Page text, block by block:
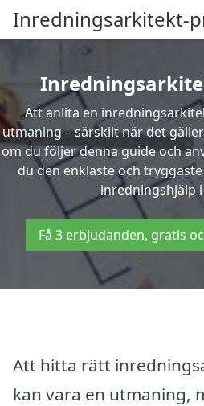
Inredningsarkitekt-
Att anlita en
utmaning – särskilt när det
om du följer denna guide och
du den enklaste och
inredningshjälp i
Få 3 erbjudanden, gratis
Att hitta rätt
kan vara en utmaning,